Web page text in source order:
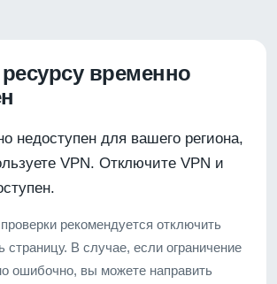
временно
недоступен для вашего региона,
VPN. Отключите VPN и
рекомендуется отключить
страницу. В случае, если ограничение
ошибочно, вы можете направить